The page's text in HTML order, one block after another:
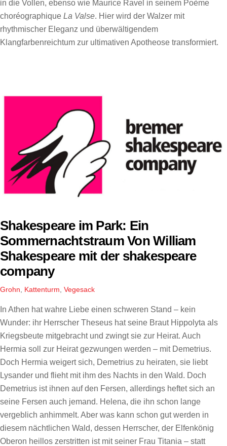
in die Vollen, ebenso wie Maurice Ravel in seinem Poème
choréographique La Valse. Hier wird der Walzer mit
rhythmischer Eleganz und überwältigendem
Klangfarbenreichtum zur ultimativen Apotheose transformiert.
Shakespeare im Park: Ein
Sommernachtstraum Von William
Shakespeare mit der shakespeare
company
Grohn, Kattenturm, Vegesack
In Athen hat wahre Liebe einen schweren Stand – kein
Wunder: ihr Herrscher Theseus hat seine Braut Hippolyta als
Kriegsbeute mitgebracht und zwingt sie zur Heirat. Auch
Hermia soll zur Heirat gezwungen werden – mit Demetrius.
Doch Hermia weigert sich, Demetrius zu heiraten, sie liebt
Lysander und flieht mit ihm des Nachts in den Wald. Doch
Demetrius ist ihnen auf den Fersen, allerdings heftet sich an
seine Fersen auch jemand. Helena, die ihn schon lange
vergeblich anhimmelt. Aber was kann schon gut werden in
diesem nächtlichen Wald, dessen Herrscher, der Elfenkönig
Oberon heillos zerstritten ist mit seiner Frau Titania – statt